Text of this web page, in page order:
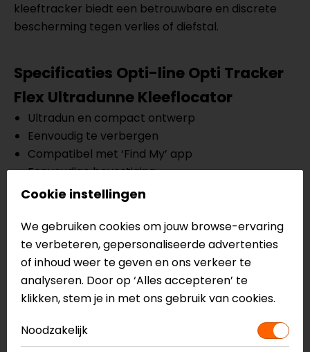
kleeftracker biedt een betrouwbare en discrete
bescherming tegen verlies of diefstal.
Specificaties Opti-line Opti Tracker
Flex Ultradunne Kleeflocator
Ultradun en compact ontwerp
Eenvoudig te verbergen
Compatibel met ‘Find My’ app
Eenvoudige bevestiging
Meer informatie nodig?
Heb je meer informatie nodig over dit product?
Neem dancontactmet ons op of kom langs in één
vanonze winkelsin Breda, Capelle aan den IJssel,
Eindhoven, Vianen of Apeldoorn. In de winkels kun je
het product bekijken & passen en staan onze
Bekijk onze andere
Cookie instellingen
We gebruiken cookies om jouw browse-ervaring
te verbeteren, gepersonaliseerde advertenties
of inhoud weer te geven en ons verkeer te
analyseren. Door op ‘Alles accepteren’ te
klikken, stem je in met ons gebruik van cookies.
Noodzakelijk